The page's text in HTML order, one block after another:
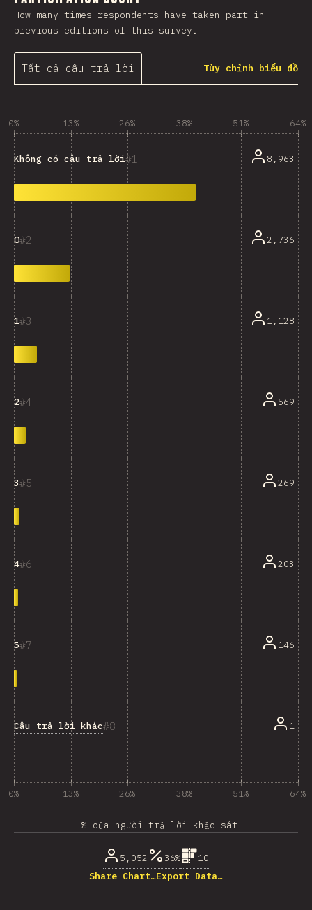
How many times respondents have taken part in
previous editions of this survey.
Tất cả câu trả lời Tùy chỉnh biểu đồ
0% 13% 26% 38% 51% 64%
1
Không có câu trả lời 8,963
2
0 2,736
3
1 1,128
4
2 569
5
3 269
6
4 203
7
5 146
8
Câu trả lời khác 1
0% 13% 26% 38% 51% 64%
% của người trả lời khảo sát
5,052 36%
10
Share Chart…Export Data…